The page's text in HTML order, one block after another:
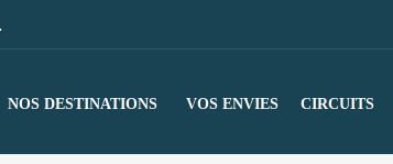
NOS DESTINATIONS VOS ENVIES CIRCUITS